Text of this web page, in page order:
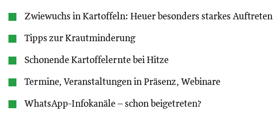
Zwiewuchs in Kartoffeln: Heuer besonders starkes Auftreten
Tipps zur Krautminderung
Schonende Kartoffelernte bei Hitze
Termine, Veranstaltungen in Präsenz, Webinare
WhatsApp-Infokanäle – schon beigetreten?